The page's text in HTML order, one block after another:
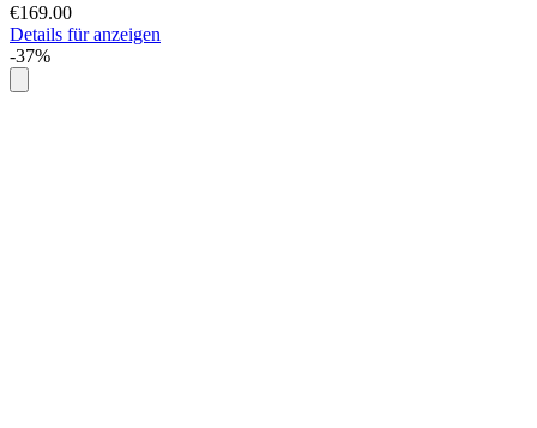
€169.00
Details für anzeigen
-37%